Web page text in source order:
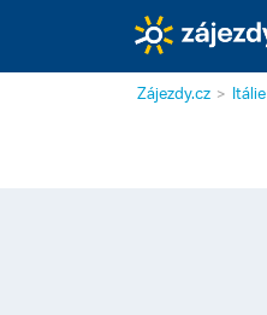
Zájezdy.cz Itálie